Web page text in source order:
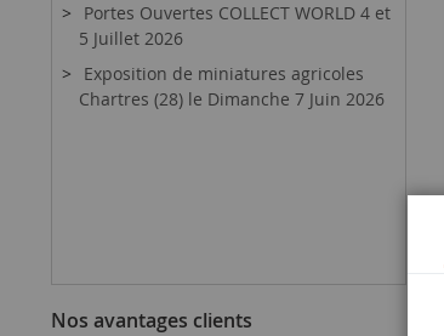
Portes Ouvertes COLLECT WORLD 4 et
5 Juillet 2026
Exposition de miniatures agricoles
Chartres (28) le Dimanche 7 Juin 2026
Nos avantages clients